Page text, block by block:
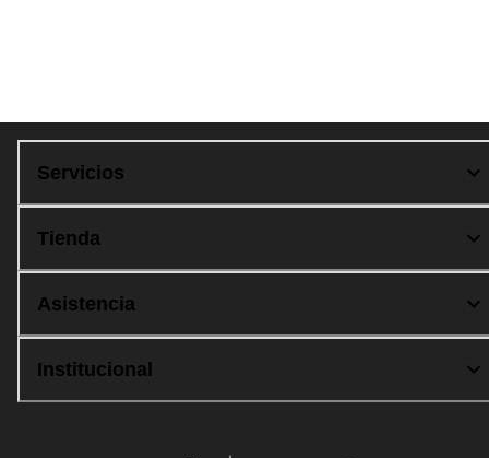
Servicios
Tienda
Asistencia
Institucional